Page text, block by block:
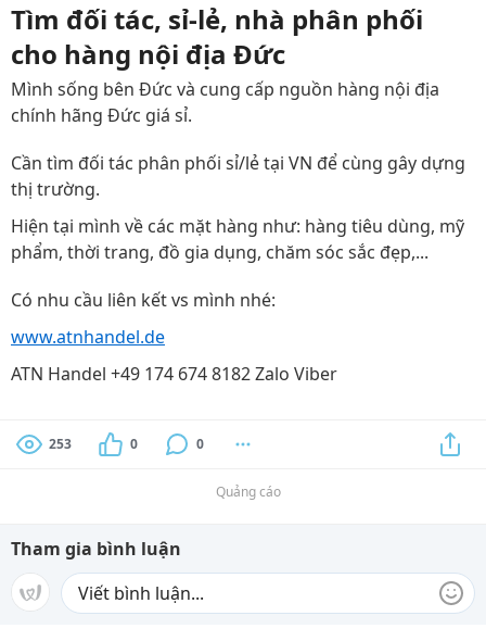
Tìm đối tác, sỉ-lẻ, nhà phân phối
cho hàng nội địa Đức
Mình sống bên Đức và cung cấp nguồn hàng nội địa
chính hãng Đức giá sỉ.
Cần tìm đối tác phân phối sỉ/lẻ tại VN để cùng gây dựng
thị trường.
Hiện tại mình về các mặt hàng như: hàng tiêu dùng, mỹ
phẩm, thời trang, đồ gia dụng, chăm sóc sắc đẹp,...
Có nhu cầu liên kết vs mình nhé:
www.atnhandel.de
ATN Handel +49 174 674 8182 Zalo Viber
253 0 0
Quảng cáo
Tham gia bình luận